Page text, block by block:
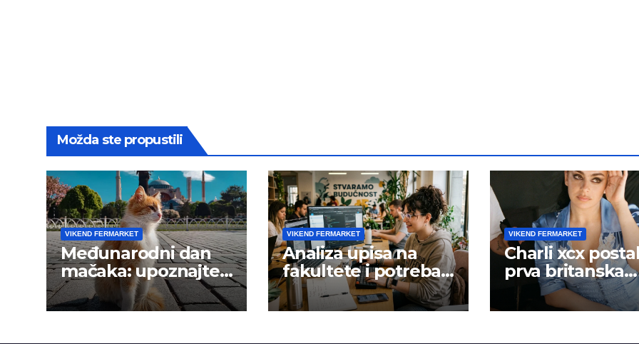
Možda ste propustili
VIKEND FERMARKET
Međunarodni dan
mačaka: upoznajte
istanbulske mace
VIKEND FERMARKET
Analiza upisa na
fakultete i potreba
tržišta rada
VIKEND FERMARKET
Charli xcx
prva britanska
pevačica sa dva
albuma na